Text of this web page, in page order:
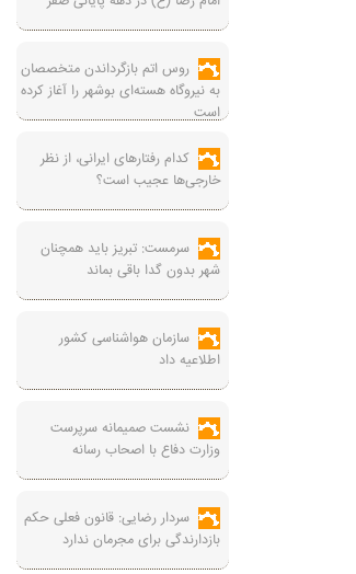
روس اتم بازگرداندن متخصصان
به نیروگاه هسته‌ای بوشهر را آغاز کرده
است
کدام رفتارهای ایرانی، از نظر
خارجی‌ها عجیب است؟
سرمست: تبریز باید همچنان
شهر بدون گدا باقی بماند
سازمان هواشناسی کشور
اطلاعیه داد
نشست صمیمانه سرپرست
وزارت دفاع با اصحاب رسانه
سردار رضایی: قانون فعلی حکم
بازدارندگی برای مجرمان ندارد